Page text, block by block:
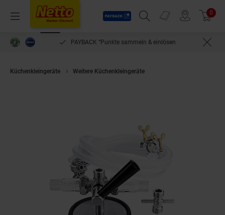
Menü
Payback
Suchfeld einblenden
Prospekte 0
PAYBACK °Punkte sammeln & einlösen
Küchenkleingeräte Weitere Küchenkleingeräte